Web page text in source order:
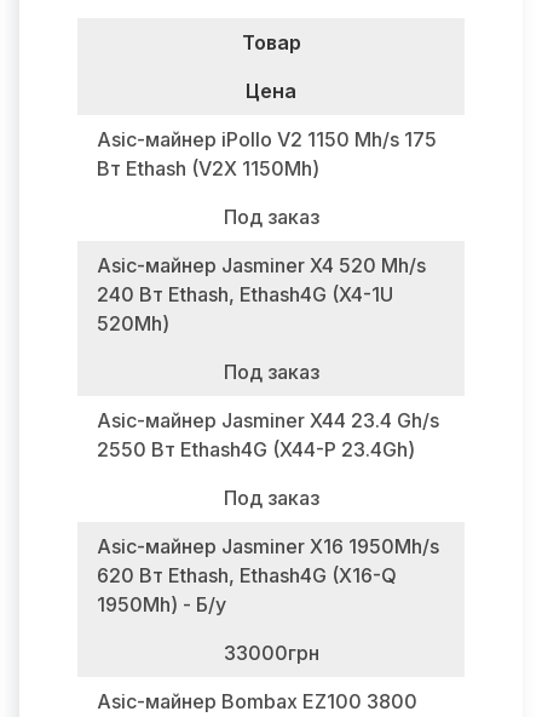
Товар
Цена
Asic-майнер iPollo V2 1150 Mh/s 175
Вт Ethash (V2X 1150Mh)
Под заказ
Asic-майнер Jasminer X4 520 Mh/s
240 Вт Ethash, Ethash4G (X4-1U
520Mh)
Под заказ
Asic-майнер Jasminer X44 23.4 Gh/s
2550 Вт Ethash4G (X44-P 23.4Gh)
Под заказ
Asic-майнер Jasminer X16 1950Mh/s
620 Вт Ethash, Ethash4G (X16-Q
1950Mh) - Б/у
33000грн
Asic-майнер Bombax EZ100 3800